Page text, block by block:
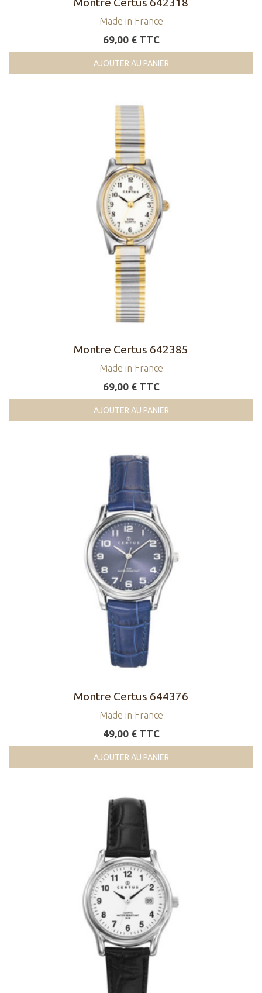
Made in France
69,00 € TTC
AJOUTER AU PANIER
Montre Certus 642385
Made in France
69,00 € TTC
AJOUTER AU PANIER
Montre Certus 644376
Made in France
49,00 € TTC
AJOUTER AU PANIER